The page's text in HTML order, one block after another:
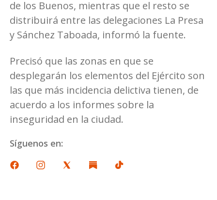
de los Buenos, mientras que el resto se
distribuirá entre las delegaciones La Presa
y Sánchez Taboada, informó la fuente.
Precisó que las zonas en que se
desplegarán los elementos del Ejército son
las que más incidencia delictiva tienen, de
acuerdo a los informes sobre la
inseguridad en la ciudad.
Síguenos en: